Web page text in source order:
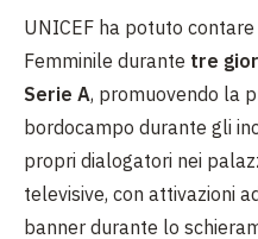
UNICEF ha potuto
Femminile durante tre
Serie A, promuovendo la
bordocampo durante gli
propri dialogatori nei
televisive, con attivazioni
banner durante lo